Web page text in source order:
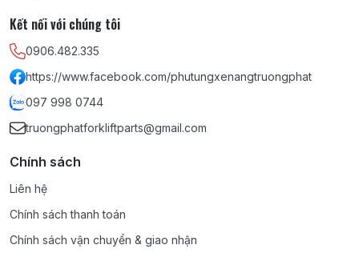
Kết nối với chúng tôi
0906.482.335
https://www.facebook.com/phutungxenangtruongphat
097 998 0744
truongphatforkliftparts@gmail.com
Chính sách
Liên hệ
Chính sách thanh toán
Chính sách vận chuyển & giao nhận